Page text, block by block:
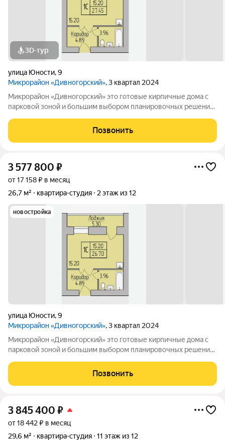
3D-тур
улица Юности,9
Микрорайон «Дивногорский», 3 квартал 2024
Микрорайон «Дивногорский» это готовые кирпичные дома с
парковой зоной и большим выбором планировочных решений.
с безопасным покрытием.
Позвонить
3 577 800 ₽
от 17 158 ₽ в месяц
26,7 м²
квартира-студия 2 этаж из 12
новостройка
улица Юности,9
Микрорайон «Дивногорский», 3 квартал 2024
Микрорайон «Дивногорский» это готовые кирпичные дома с
парковой зоной и большим выбором планировочных решений.
с безопасным покрытием.
Позвонить
3 845 400 ₽
от 18 442 ₽ в месяц
29,6 м²
квартира-студия 11 этаж из 12